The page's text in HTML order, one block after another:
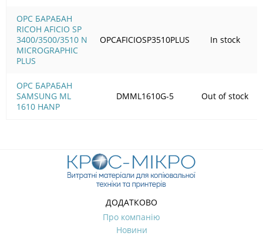
OPC БАРАБАН
RICOH AFICIO SP
3400/3500/3510 N
MICROGRAPHIC
PLUS
OPC БАРАБАН
SAMSUNG ML
1610 HANP
OPCAFICIOSP3510PLUS In stock
DMML1610G-5 Out of stock
ДОДАТКОВО
Про компанію
Новини